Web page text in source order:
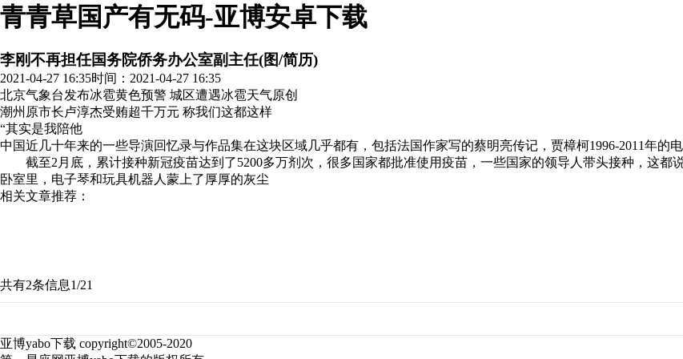
青青草国产有无码-亚博安卓下载
李刚不再担任国务院侨务办公室副主任(图/简历)
2021-04-27 16:35时间：2021-04-27 16:35
北京气象台发布冰雹黄色预警 城区遭遇冰雹天气原创
潮州原市长卢淳杰受贿超千万元 称我们这都这样
“其实是我陪他
中国近几十年来的一些导演回忆录与作品集在这块区域几乎都有，包括法国作家写的蔡明亮传记，贾樟柯1996-2011年的
截至2月底，累计接种新冠疫苗达到了5200多万剂次，很多国家都批准使用疫苗，一些国家的领导人带头接种，这都说
卧室里，电子琴和玩具机器人蒙上了厚厚的灰尘
相关文章推荐：
共有2条信息1/21
亚博yabo下载 copyright©2005-2020